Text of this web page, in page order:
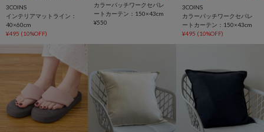
3COINS
インテリアマットライン：
40×60cm
¥495 (10%OFF)
カラーパッチワークセパレ
ートカーテン：150×43cm
¥550
3COINS
カラーパッチワークセパレ
ートカーテン：150×43cm
¥495 (10%OFF)